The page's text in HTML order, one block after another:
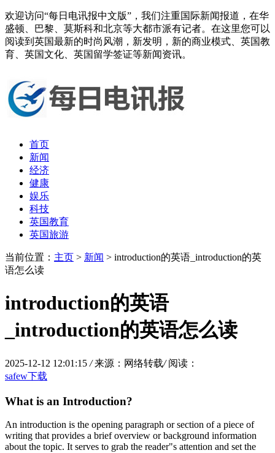
欢迎访问“每日电讯报中文版”，我们注重国际新闻报道，在华
盛顿、巴黎、莫斯科和北京等大都市派有记者。在这里您可以
阅读到英国最新的时尚风潮，新发明，新的商业模式、英国教
育、英国文化、英国留学签证等新闻资讯。
首页
新闻
经济
健康
娱乐
科技
英国教育
英国旅游
当前位置： 主页 > 新闻 > introduction的英语_introduction的英
语怎么读
introduction的英语
_introduction的英语怎么读
2025-12-12 12:01:15 / 来源：网络转载/ 阅读：
safew下载
What is an Introduction?
An introduction is the opening paragraph or section of a piece of
writing that provides a brief overview or background information
about the topic. It serves to grab the reader"s attention and set the